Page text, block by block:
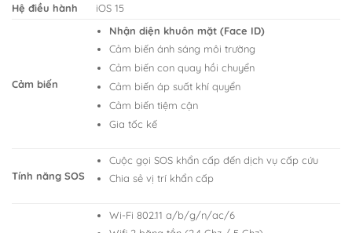
Hệ điều hành iOS 15
Cảm biến
Nhận diện khuôn mặt (Face ID)
Cảm biến ánh sáng môi trường
Cảm biến con quay hồi chuyển
Cảm biến áp suất khí quyển
Cảm biến tiệm cận
Gia tốc kế
Tính năng SOS
Cuộc gọi SOS khẩn cấp đến dịch vụ cấp cứu
Chia sẻ vị trí khẩn cấp
Wi-Fi 802.11 a/b/g/n/ac/6